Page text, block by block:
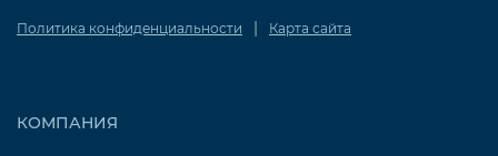
Политика конфиденциальности | Карта сайта
КОМПАНИЯ